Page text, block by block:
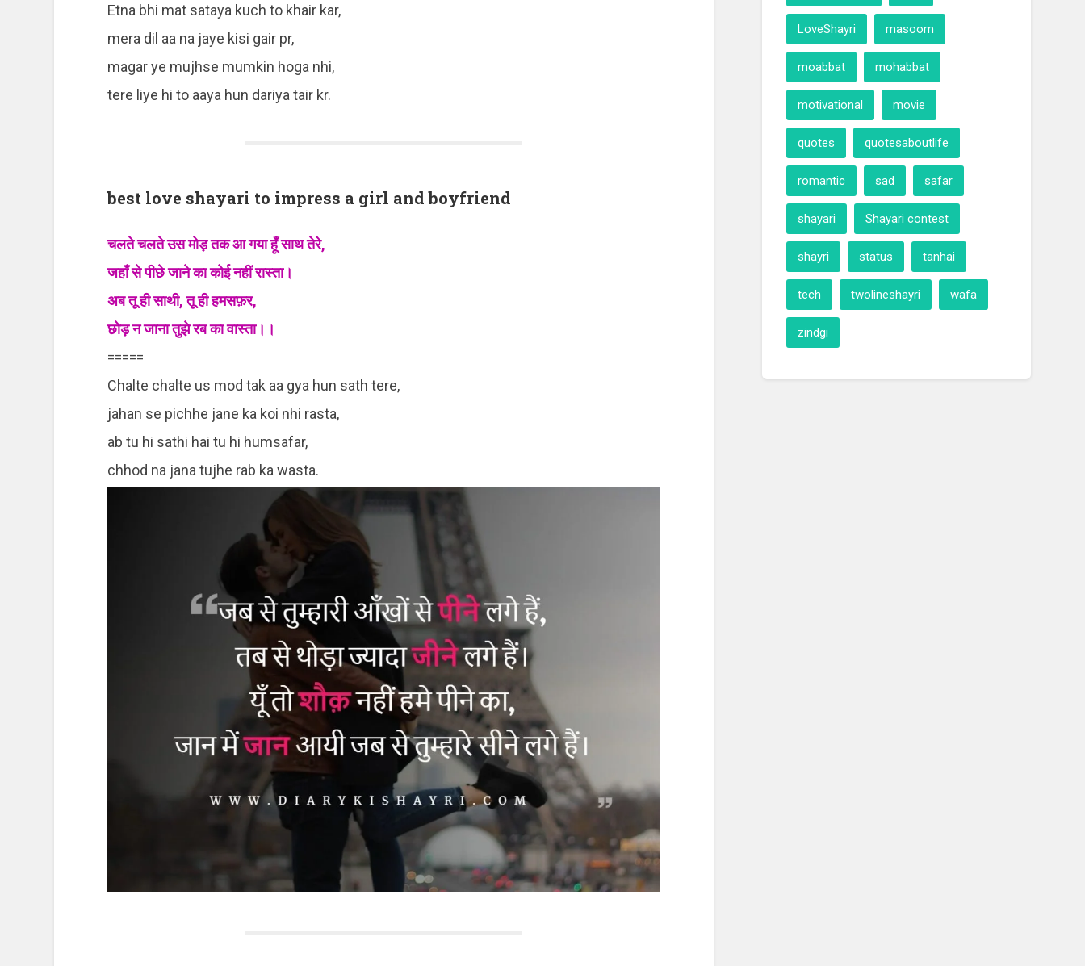
Etna bhi mat sataya kuch to khair kar,
mera dil aa na jaye kisi gair pr,
magar ye mujhse mumkin hoga nhi,
tere liye hi to aaya hun dariya tair kr.
best love shayari to impress a girl and boyfriend
चलते चलते उस मोड़ तक आ गया हूँ साथ तेरे,
जहाँ से पीछे जाने का कोई नहीं रास्ता।
अब तू ही साथी, तू ही हमसफ़र,
छोड़ न जाना तुझे रब का वास्ता।।
=====
Chalte chalte us mod tak aa gya hun sath tere,
jahan se pichhe jane ka koi nhi rasta,
ab tu hi sathi hai tu hi humsafar,
chhod na jana tujhe rab ka wasta.
LoveShayri masoom
moabbat mohabbat
motivational movie
quotes quotesaboutlife
romantic sad safar
shayari Shayari contest
shayri status tanhai
tech twolineshayri wafa
zindgi